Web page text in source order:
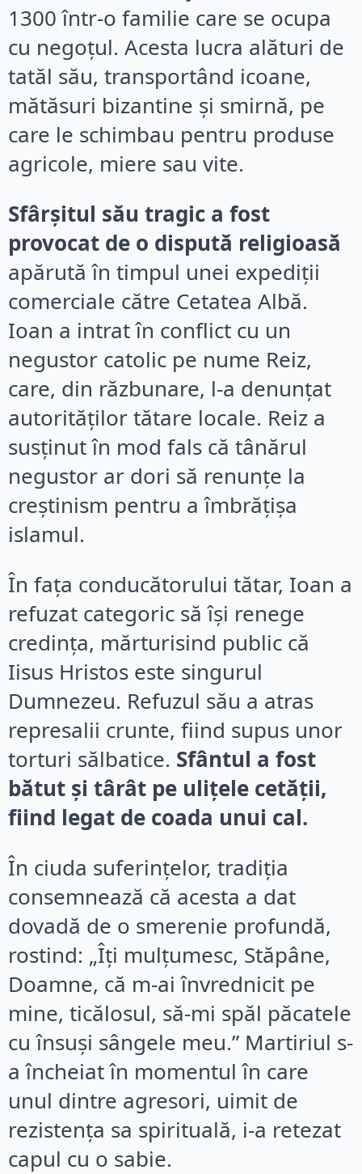
1300 într-o familie care se ocupa
cu negoțul. Acesta lucra alături de
tatăl său, transportând icoane,
mătăsuri bizantine și smirnă, pe
care le schimbau pentru produse
agricole, miere sau vite.
Sfârșitul său tragic a fost
provocat de o dispută religioasă
apărută în timpul unei expediții
comerciale către Cetatea Albă.
Ioan a intrat în conflict cu un
negustor catolic pe nume Reiz,
care, din răzbunare, l-a denunțat
autorităților tătare locale. Reiz a
susținut în mod fals că tânărul
negustor ar dori să renunțe la
creștinism pentru a îmbrățișa
islamul.
În fața conducătorului tătar, Ioan a
refuzat categoric să își renege
credința, mărturisind public că
Iisus Hristos este singurul
Dumnezeu. Refuzul său a atras
represalii crunte, fiind supus unor
torturi sălbatice. Sfântul a fost
bătut și târât pe ulițele cetății,
fiind legat de coada unui cal.
În ciuda suferințelor, tradiția
consemnează că acesta a dat
dovadă de o smerenie profundă,
rostind: „Îți mulțumesc, Stăpâne,
Doamne, că m-ai învrednicit pe
mine, ticălosul, să-mi spăl păcatele
cu însuși sângele meu.” Martiriul s-
a încheiat în momentul în care
unul dintre agresori, uimit de
rezistența sa spirituală, i-a retezat
capul cu o sabie.